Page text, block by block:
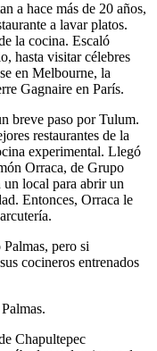
a hace más de 20 años,
a lavar platos.
la cocina. Escaló
hasta visitar célebres
en Melbourne, la
Gagnaire en París.
breve paso por Tulum.
restaurantes de la
experimental. Llegó
Orraca, de Grupo
local para abrir un
Entonces, Orraca le
pero si
cocineros entrenados
Chapultepec